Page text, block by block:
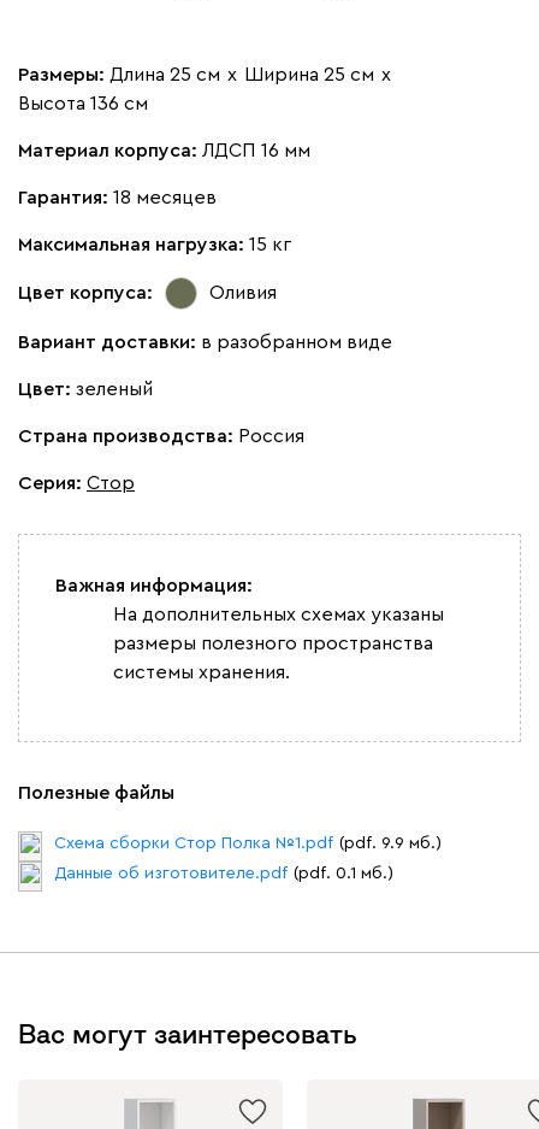
Размеры: Длина 25 см х Ширина 25 см х
Высота 136 см
Материал корпуса: ЛДСП 16 мм
Гарантия: 18 месяцев
Максимальная нагрузка: 15 кг
Цвет корпуса: Оливия
Вариант доставки: в разобранном виде
Цвет: зеленый
Страна производства: Россия
Серия: Стор
Важная информация:
На дополнительных схемах указаны
размеры полезного пространства
системы хранения.
Полезные файлы
Схема сборки Стор Полка №1.pdf (pdf. 9.9 мб.)
Данные об изготовителе.pdf (pdf. 0.1 мб.)
Вас могут заинтересовать